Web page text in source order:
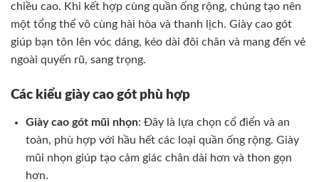
chiều cao. Khi kết hợp cùng quần ống rộng, chúng tạo nên
một tổng thể vô cùng hài hòa và thanh lịch. Giày cao gót
giúp bạn tôn lên vóc dáng, kéo dài đôi chân và mang đến vẻ
ngoài quyến rũ, sang trọng.
Các kiểu giày cao gót phù hợp
Giày cao gót mũi nhọn: Đây là lựa chọn cổ điển và an
toàn, phù hợp với hầu hết các loại quần ống rộng. Giày
mũi nhọn giúp tạo cảm giác chân dài hơn và thon gọn
hơn.